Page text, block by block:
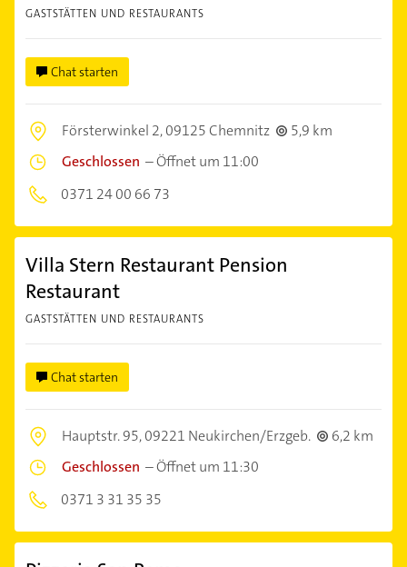
GASTSTÄTTEN UND RESTAURANTS
Chat starten
Försterwinkel 2,09125 Chemnitz
5,9 km
Geschlossen –Öffnet um 11:00
0371 24 00 66 73
Villa Stern Restaurant Pension
Restaurant
GASTSTÄTTEN UND RESTAURANTS
Chat starten
Hauptstr. 95,09221 Neukirchen/Erzgeb.
6,2 km
Geschlossen –Öffnet um 11:30
0371 3 31 35 35